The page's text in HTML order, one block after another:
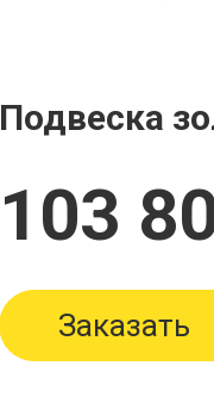
Подвеска
103
Заказать